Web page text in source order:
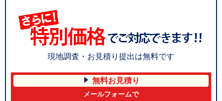
現地調査・お見積り提出は無料です
無料お見積り
メールフォームで